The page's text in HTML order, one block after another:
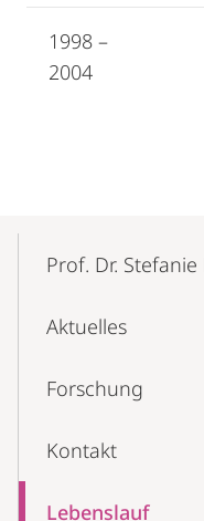
1998 –
2004
Mobile-
NavigationProf. Dr. Stefanie
Aktuelles
Forschung
Kontakt
Lebenslauf